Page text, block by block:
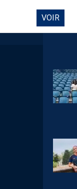
DIRECT
VOIR